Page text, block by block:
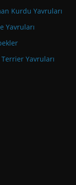
Kurdu Yavruları
Yavruları
Terrier Yavruları